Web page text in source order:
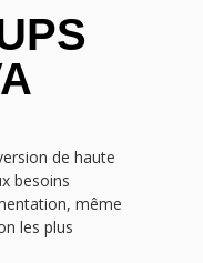
de haute
besoins
même
les plus